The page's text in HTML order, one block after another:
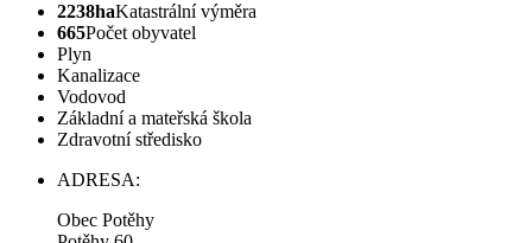
2238haKatastrální výměra
665Počet obyvatel
Plyn
Kanalizace
Vodovod
Základní a mateřská škola
Zdravotní středisko
ADRESA:
Obec Potěhy